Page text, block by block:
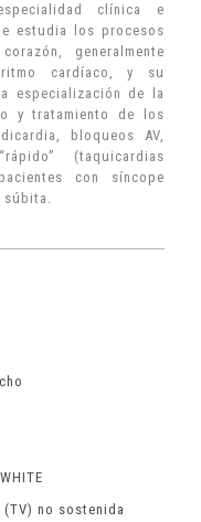
clínica e
estudia los procesos
generalmente
cardíaco, y su
especialización de la
y tratamiento de los
bloqueos AV,
(taquicardias
con síncope
súbita.
no sostenida